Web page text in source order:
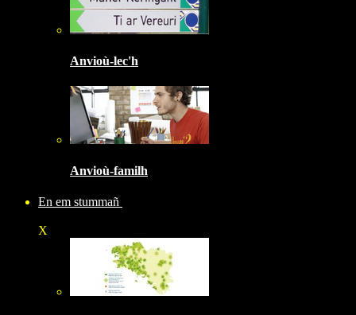
Anvioù-lec'h
Anvioù-familh
En em stummañ
X